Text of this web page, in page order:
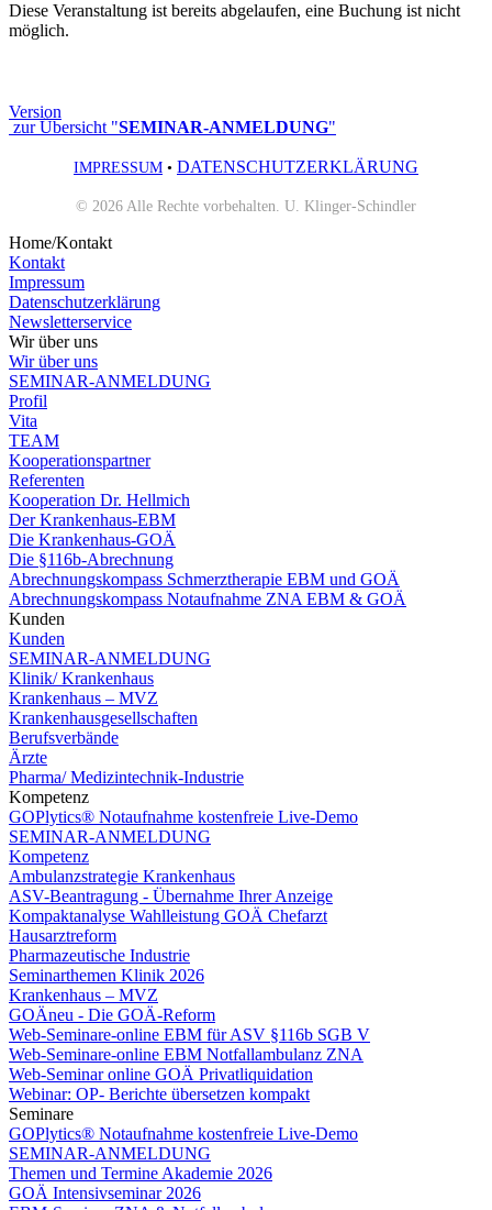
Diese Veranstaltung ist bereits abgelaufen, eine Buchung ist nicht
möglich.
Version
zur Übersicht "SEMINAR-ANMELDUNG"
IMPRESSUM • DATENSCHUTZERKLÄRUNG
© 2026 Alle Rechte vorbehalten. U. Klinger-Schindler
Home/Kontakt
Kontakt
Impressum
Datenschutzerklärung
Newsletterservice
Wir über uns
Wir über uns
SEMINAR-ANMELDUNG
Profil
Vita
TEAM
Kooperationspartner
Referenten
Kooperation Dr. Hellmich
Der Krankenhaus-EBM
Die Krankenhaus-GOÄ
Die §116b-Abrechnung
Abrechnungskompass Schmerztherapie EBM und GOÄ
Abrechnungskompass Notaufnahme ZNA EBM & GOÄ
Kunden
Kunden
SEMINAR-ANMELDUNG
Klinik/ Krankenhaus
Krankenhaus – MVZ
Krankenhausgesellschaften
Berufsverbände
Ärzte
Pharma/ Medizintechnik-Industrie
Kompetenz
GOPlytics® Notaufnahme kostenfreie Live-Demo
SEMINAR-ANMELDUNG
Kompetenz
Ambulanzstrategie Krankenhaus
ASV-Beantragung - Übernahme Ihrer Anzeige
Kompaktanalyse Wahlleistung GOÄ Chefarzt
Hausarztreform
Pharmazeutische Industrie
Seminarthemen Klinik 2026
Krankenhaus – MVZ
GOÄneu - Die GOÄ-Reform
Web-Seminare-online EBM für ASV §116b SGB V
Web-Seminare-online EBM Notfallambulanz ZNA
Web-Seminar online GOÄ Privatliquidation
Webinar: OP- Berichte übersetzen kompakt
Seminare
GOPlytics® Notaufnahme kostenfreie Live-Demo
SEMINAR-ANMELDUNG
Themen und Termine Akademie 2026
GOÄ Intensivseminar 2026